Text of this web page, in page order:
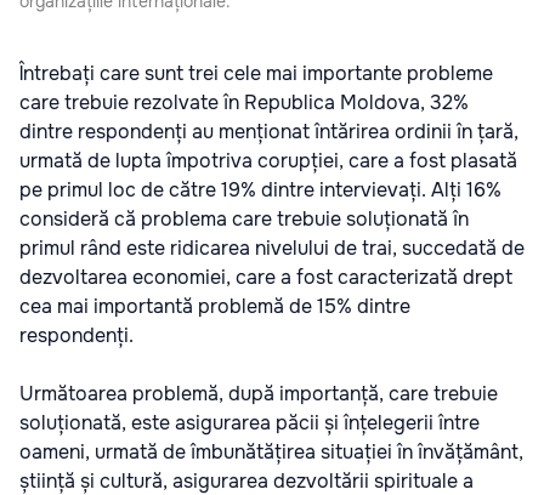
Întrebați care sunt trei cele mai importante probleme
care trebuie rezolvate în Republica Moldova, 32%
dintre respondenți au menționat întărirea ordinii în țară,
urmată de lupta împotriva corupției, care a fost plasată
pe primul loc de către 19% dintre intervievați. Alți 16%
consideră că problema care trebuie soluționată în
primul rând este ridicarea nivelului de trai, succedată de
dezvoltarea economiei, care a fost caracterizată drept
cea mai importantă problemă de 15% dintre
respondenți.
Următoarea problemă, după importanță, care trebuie
soluționată, este asigurarea păcii și înțelegerii între
oameni, urmată de îmbunătățirea situației în învățământ,
știință și cultură, asigurarea dezvoltării spirituale a